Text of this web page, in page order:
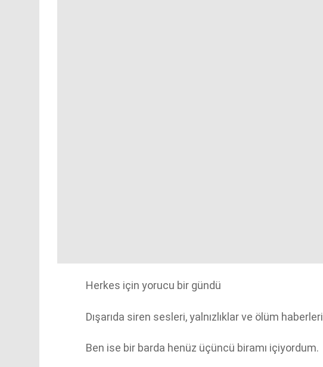
Herkes için yorucu bir gündü
Dışarıda siren sesleri, yalnızlıklar ve ölüm haberleri
Ben ise bir barda henüz üçüncü biramı içiyordum.